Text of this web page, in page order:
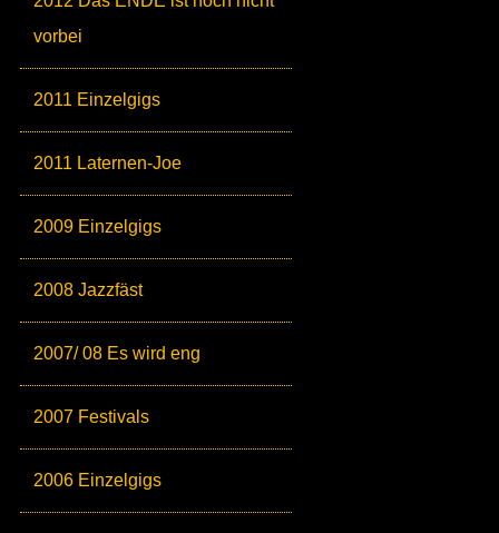
vorbei
2011 Einzelgigs
2011 Laternen-Joe
2009 Einzelgigs
2008 Jazzfäst
2007/ 08 Es wird eng
2007 Festivals
2006 Einzelgigs